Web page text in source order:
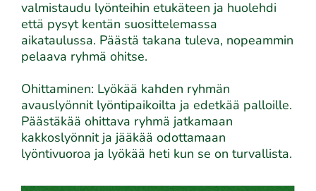
valmistaudu lyönteihin etukäteen ja huolehdi
että pysyt kentän suosittelemassa
aikataulussa. Päästä takana tuleva, nopeammin
pelaava ryhmä ohitse.
Ohittaminen: Lyökää kahden ryhmän
avauslyönnit lyöntipaikoilta ja edetkää palloille.
Päästäkää ohittava ryhmä jatkamaan
kakkoslyönnit ja jääkää odottamaan
lyöntivuoroa ja lyökää heti kun se on turvallista.